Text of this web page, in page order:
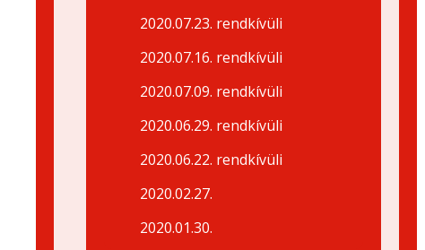
2020.07.23. rendkívüli
2020.07.16. rendkívüli
2020.07.09. rendkívüli
2020.06.29. rendkívüli
2020.06.22. rendkívüli
2020.02.27.
2020.01.30.